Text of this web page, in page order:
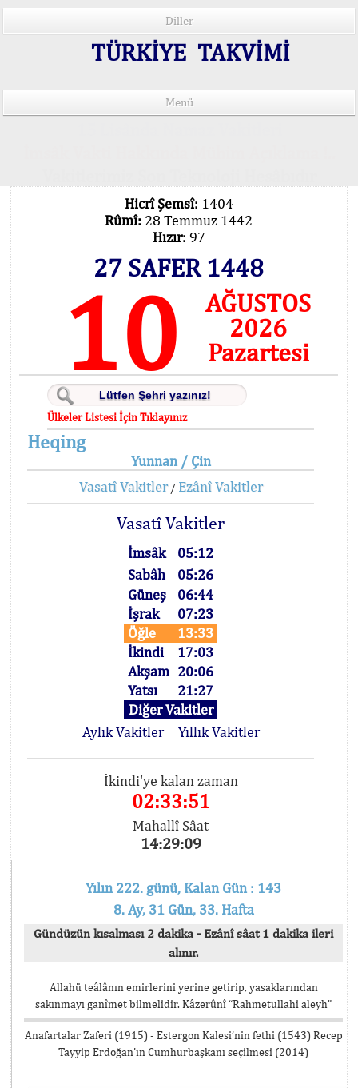
Diller
TÜRKİYE TAKVİMİ
Menü
Hicrî Şemsî: 1404
Rûmî: 28 Temmuz 1442
Hızır: 97
27 SAFER 1448
10
AĞUSTOS
2026
Pazartesi
Ülkeler Listesi İçin Tıklayınız
Heqing
Yunnan / Çin
Vasatî Vakitler/ Ezânî Vakitler
Vasatî Vakitler
İmsâk
05:12
Sabâh
05:26
Güneş
06:44
İşrak
07:23
Öğle
13:33
İkindi
17:03
Akşam 20:06
Yatsı
21:27
Diğer Vakitler
Aylık Vakitler
Yıllık Vakitler
İkindi'ye kalan zaman
02:33:51
Mahallî Sâat
14:29:09
Yılın 222. günü, Kalan Gün : 143
8. Ay, 31 Gün, 33. Hafta
Gündüzün kısalması 2 dakika - Ezânî sâat 1 dakika ileri
alınır.
Allahü teâlânın emirlerini yerine getirip, yasaklarından
sakınmayı ganîmet bilmelidir. Kâzerûnî “Rahmetullahi aleyh”
Anafartalar Zaferi (1915) - Estergon Kalesi’nin fethi (1543) Recep
Tayyip Erdoğan’ın Cumhurbaşkanı seçilmesi (2014)